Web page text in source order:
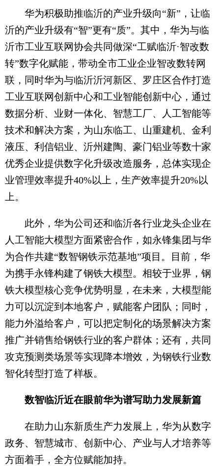
华为积极助推临沂的产业升级向“新”，让临
沂的产业升级有“智”更有“质”。其中，华为与临
沂市工业互联网协会共同做深“工赋临沂·智改数
转”数字化赋能，带动全市工业企业智改数转网
联，同时华为与临沂沂河新区、罗庄区合作打造
工业互联网创新中心和工业智能创新中心，通过
数据分析、业财一体化、智慧工厂、人工智能等
技术和解决方案，为山东临工、山重建机、金利
液压、利信铝业、沂州建陶、豪门铝业等数十家
优秀企业提供数字化升级改造服务，总体实现企
业管理效率提升40%以上，生产效率提升20%以
上。
此外，华为公司还和临沂各行业龙头企业在
人工智能大模型方面紧密合作，如永锋集团与华
为合作共建“数智钢铁示范基地”项目。目前，华
为携手永锋构建了钢铁大模型。相较于业界，钢
铁大模型核心竞争优势明显，在未来，大模型能
力可以沉淀到本地客户，赋能客户团队；同时，
能力外溢给客户，可以把定制化的场景解决方案
推广并销售给钢铁行业的客户群体；还有，共同
攻克预测类场景等实现降本增效，为钢铁行业数
智化转型打造了样板。
数智临沂近在眼前华为谱写助力发展新篇
在助力山东新质生产力发展上，华为从数字
政务、智慧城市、创新中心、产业与人才培养等
方面着手，全方位赋能加持。